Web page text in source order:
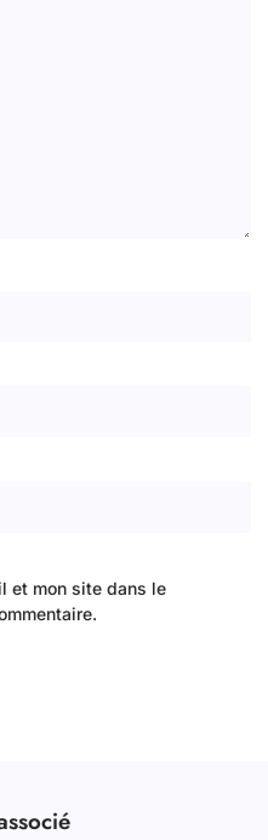
et mon site dans le